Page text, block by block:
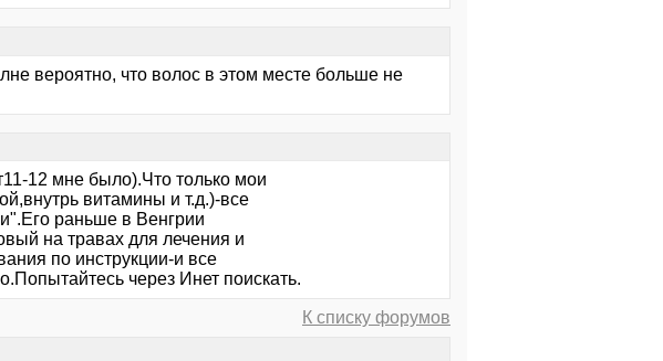
вероятно, что волос в этом месте больше не
12 мне было).Что только мои
витамины и т.д.)-все
раньше в Венгрии
на травах для лечения и
по инструкции-и все
через Инет поискать.
К списку форумов